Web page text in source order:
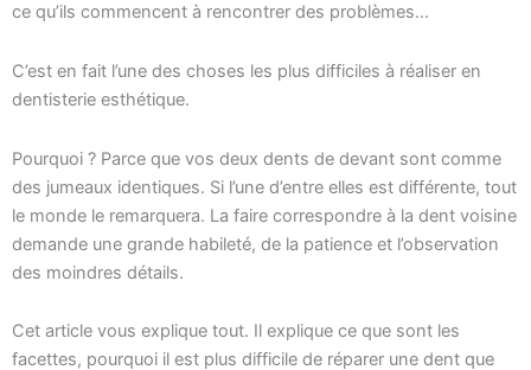
ce qu’ils commencent à rencontrer des problèmes…
C’est en fait l’une des choses les plus difficiles à réaliser en
dentisterie esthétique.
Pourquoi ? Parce que vos deux dents de devant sont comme
des jumeaux identiques. Si l’une d’entre elles est différente, tout
le monde le remarquera. La faire correspondre à la dent voisine
demande une grande habileté, de la patience et l’observation
des moindres détails.
Cet article vous explique tout. Il explique ce que sont les
facettes, pourquoi il est plus difficile de réparer une dent que